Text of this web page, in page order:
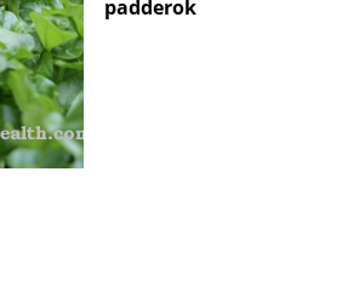
padderok